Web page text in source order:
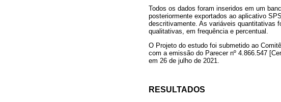
Todos os dados foram inseridos em um
posteriormente exportados ao aplicativo
descritivamente. As variáveis quantitativas
qualitativas, em frequência e percentual.
O Projeto do estudo foi submetido ao
com a emissão do Parecer nº 4.866.547
em 26 de julho de 2021.
RESULTADOS